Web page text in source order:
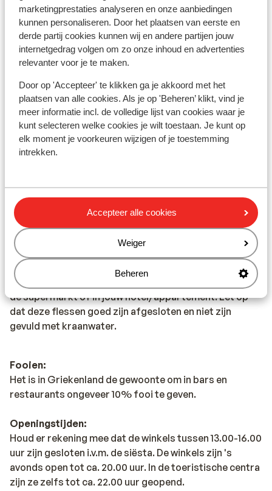
marketingprestaties analyseren en onze aanbiedingen
kunnen personaliseren. Door het plaatsen van eerste en
derde partij cookies kunnen wij en andere partijen jouw
internetgedrag volgen om zo onze inhoud en advertenties
relevanter voor je te maken.
Door op 'Accepteer' te klikken ga je akkoord met het
plaatsen van alle cookies. Als je op 'Beheren’ klikt, vind je
meer informatie incl. de volledige lijst van cookies waar je
kunt selecteren welke cookies je wilt toestaan. Je kunt op
elk moment je voorkeuren wijzigen of je toestemming
intrekken.
Accepteer alle cookies
Weiger
Beheren
Het alarmnummer in Griekenland voor de politie is 100.
Wanneer je een ambulance nodig hebt, dan dien je 166 te
bellen. Let op, deze alarmnummers mag je alleen
gebruiken bij noodgevallen.
Eten & drinken:
Houd je van lekker eten? In Griekenland ben je aan het
juiste adres. De Griekse keuken is divers. In de Griekse
restaurants vind je zowel vlees- als visgerechten, maar
ook smaakvolle vegetarische gerechten. Denk maar
anders? Ook dit is mogelijk. In de toeristische plaatsen
tref je een grote hoeveelheid aan van restaurants met
de internationale keuken.
Het water in Griekenland is anders dan je in Nederland
gewend bent. Het wordt afgeraden om kraanwater te
drinken. Wij adviseren je om flessen water te kopen in
de supermarkt of in jouw hotel/appartement. Let op
dat deze flessen goed zijn afgesloten en niet zijn
gevuld met kraanwater.
Fooien:
Het is in Griekenland de gewoonte om in bars en
restaurants ongeveer 10% fooi te geven.
Openingstijden:
Houd er rekening mee dat de winkels tussen 13.00-16.00
uur zijn gesloten i.v.m. de siësta. De winkels zijn 's
avonds open tot ca. 20.00 uur. In de toeristische centra
zijn ze zelfs tot ca. 22.00 uur geopend.